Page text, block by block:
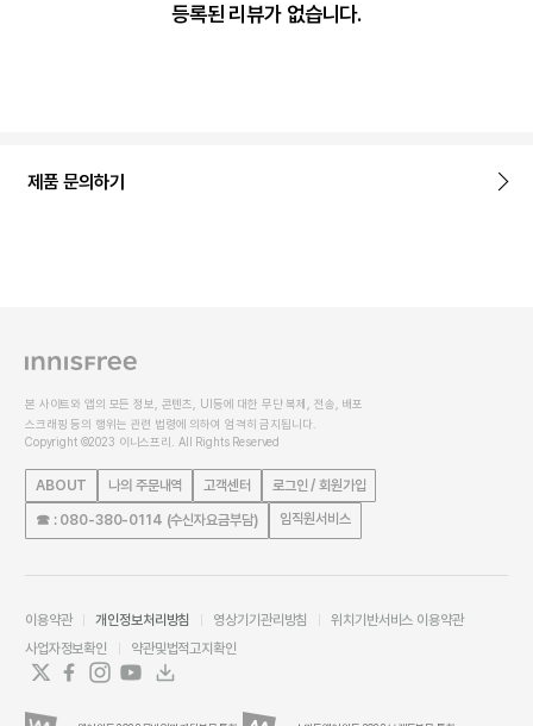
등록된 리뷰가 없습니다.
제품 문의하기
본 사이트와 앱의 모든 정보, 콘텐츠, UI등에 대한 무단 복제, 전송, 배포
스크래핑 등의 행위는 관련 법령에 의하여 엄격히 금지됩니다.
Copyright ©2023 이니스프리. All Rights Reserved
ABOUT 나의 주문내역 고객센터 로그인 / 회원가입
☎ : 080-380-0114 (수신자요금부담) 임직원서비스
이용약관 개인정보처리방침 영상기기관리방침
위치기반서비스 이용약관
사업자정보확인
약관및법적고지확인